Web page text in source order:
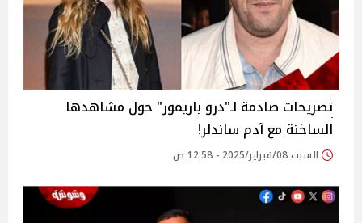
تصريحات صادمة لـ"درو باريمور" حول مشاهدها
الساخنة مع آدم ساندلر!
السبت 08/فبراير/2025 - 12:58 ص